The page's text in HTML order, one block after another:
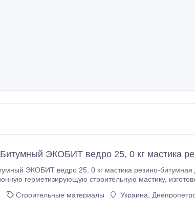
ЭКОБИТ ведро 25, 0 кг мастика
ЭКОБИТ ведро 25, 0 кг мастика резино-
строительную мастику, изготовленную на основе бутилкаучука, битума и других
Строительные материалы Украина,